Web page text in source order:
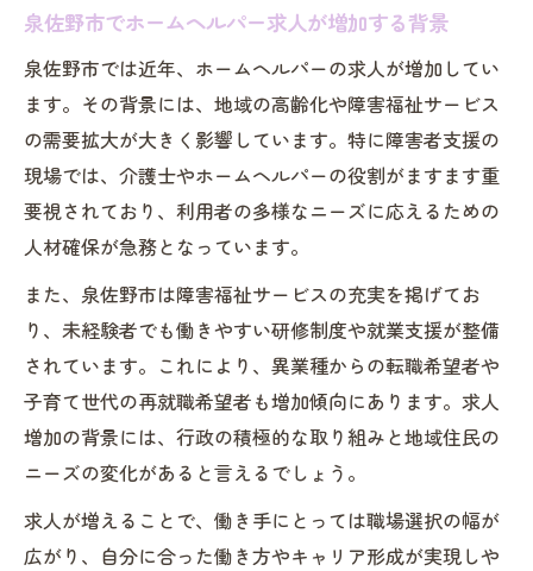
泉佐野市でホームヘルパー求人が増加する背景
泉佐野市では近年、ホームヘルパーの求人が増加してい
ます。その背景には、地域の高齢化や障害福祉サービス
の需要拡大が大きく影響しています。特に障害者支援の
現場では、介護士やホームヘルパーの役割がますます重
要視されており、利用者の多様なニーズに応えるための
人材確保が急務となっています。
また、泉佐野市は障害福祉サービスの充実を掲げてお
り、未経験者でも働きやすい研修制度や就業支援が整備
されています。これにより、異業種からの転職希望者や
子育て世代の再就職希望者も増加傾向にあります。求人
増加の背景には、行政の積極的な取り組みと地域住民の
ニーズの変化があると言えるでしょう。
求人が増えることで、働き手にとっては職場選択の幅が
広がり、自分に合った働き方やキャリア形成が実現しや